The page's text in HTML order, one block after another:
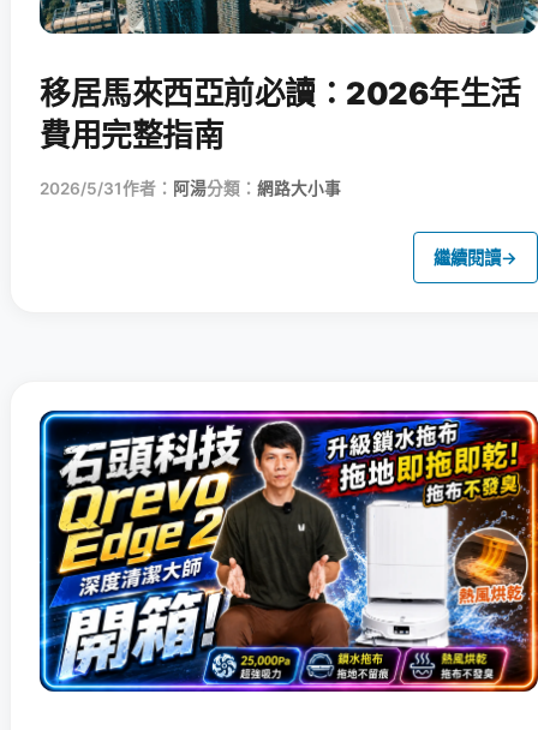
移居馬來西亞前必讀：2026年生活
費用完整指南
2026/5/31作者： 阿湯分類： 網路大小事
繼續閱讀→